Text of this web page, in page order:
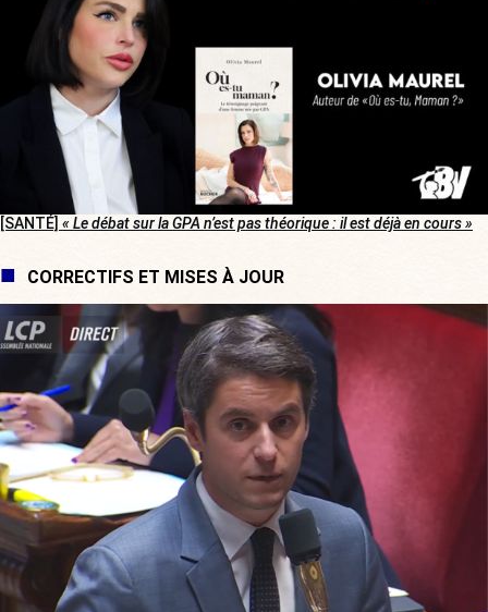
[SANTÉ] « Le débat sur la GPA n’est pas théorique : il est déjà en cours »
CORRECTIFS ET MISES À JOUR